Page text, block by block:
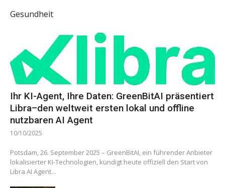
Gesundheit
Ihr KI-Agent, Ihre Daten: GreenBitAI präsentiert
Libra–den weltweit ersten lokal und offline
nutzbaren AI Agent
10/10/2025
Potsdam, 26. September 2025 – GreenBitAI, ein führender Anbieter
lokalisierter KI-Technologien, kündigt heute offiziell den Start von
Libra AI Agent...